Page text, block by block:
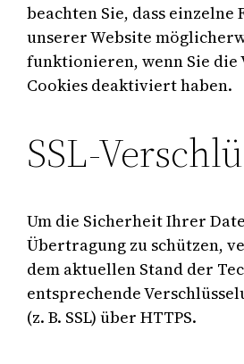
beachten Sie, dass einzelne
unserer Website
funktionieren, wenn Sie die
Cookies deaktiviert haben.
SSL-
Um die Sicherheit Ihrer
Übertragung zu schützen,
dem aktuellen Stand der
entsprechende
(z. B. SSL) über HTTPS.